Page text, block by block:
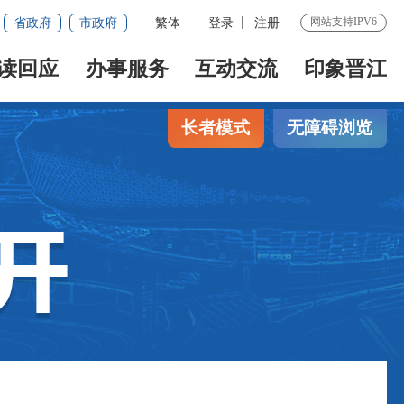
省政府 市政府 繁体 登录 注册 网站支持IPV6
回应 办事服务 互动交流 印象晋江
长者模式 无障碍浏览